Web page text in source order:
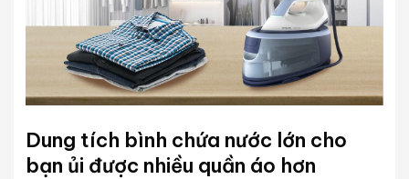
Dung tích bình chứa nước lớn cho
bạn ủi được nhiều quần áo hơn